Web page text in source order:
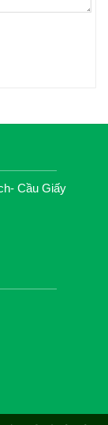
Cầu Giấy